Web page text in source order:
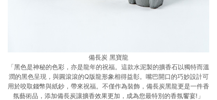
備長炭 黑寶龍
「黑色是神秘的色彩，亦是龍年的祝福。這款水泥製的擴香石以獨特而溫
潤的黑色呈現，與圓滾滾的Q版龍形象相得益彰。嘴巴開口的巧妙設計可
用於咬取錢幣與紙鈔，帶來祝福。不僅作為裝飾，備長炭黑龍更是一件香
氛藝術品，添加備長炭讓擴香效果更加，成為您最特別的香氛饗宴!」